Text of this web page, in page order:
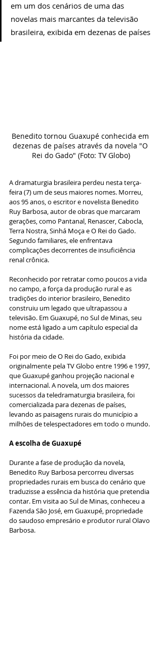
em um dos cenários de uma das
novelas mais marcantes da televisão
brasileira, exibida em dezenas de países
Benedito tornou Guaxupé conhecida em
dezenas de países através da novela "O
Rei do Gado" (Foto: TV Globo)
A dramaturgia brasileira perdeu nesta terça-
feira (7) um de seus maiores nomes. Morreu,
aos 95 anos, o escritor e novelista Benedito
Ruy Barbosa, autor de obras que marcaram
gerações, como Pantanal, Renascer, Cabocla,
Terra Nostra, Sinhá Moça e O Rei do Gado.
Segundo familiares, ele enfrentava
complicações decorrentes de insuficiência
renal crônica.
Reconhecido por retratar como poucos a vida
no campo, a força da produção rural e as
tradições do interior brasileiro, Benedito
construiu um legado que ultrapassou a
televisão. Em Guaxupé, no Sul de Minas, seu
nome está ligado a um capítulo especial da
história da cidade.
Foi por meio de O Rei do Gado, exibida
originalmente pela TV Globo entre 1996 e 1997,
que Guaxupé ganhou projeção nacional e
internacional. A novela, um dos maiores
sucessos da teledramaturgia brasileira, foi
comercializada para dezenas de países,
levando as paisagens rurais do município a
milhões de telespectadores em todo o mundo.
A escolha de Guaxupé
Durante a fase de produção da novela,
Benedito Ruy Barbosa percorreu diversas
propriedades rurais em busca do cenário que
traduzisse a essência da história que pretendia
contar. Em visita ao Sul de Minas, conheceu a
Fazenda São José, em Guaxupé, propriedade
do saudoso empresário e produtor rural Olavo
Barbosa.